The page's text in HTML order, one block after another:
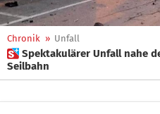
Chronik » Unfall
 Spektakulärer Unfall nahe der Talstation der Jenesier
Seilbahn